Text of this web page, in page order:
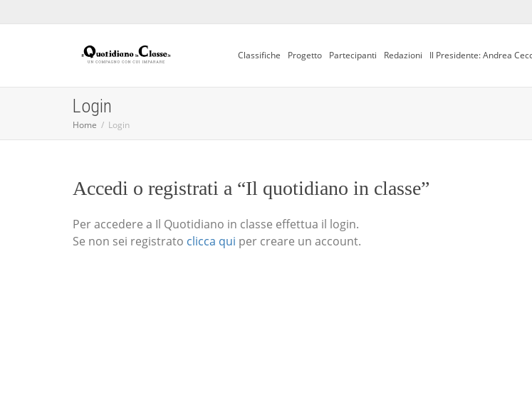
Classifiche Progetto Partecipanti Redazioni Il Presidente: Andrea
Login
Home Login
Accedi o registrati a “Il quotidiano in classe”
Per accedere a Il Quotidiano in classe effettua il login.
Se non sei registrato clicca qui per creare un account.